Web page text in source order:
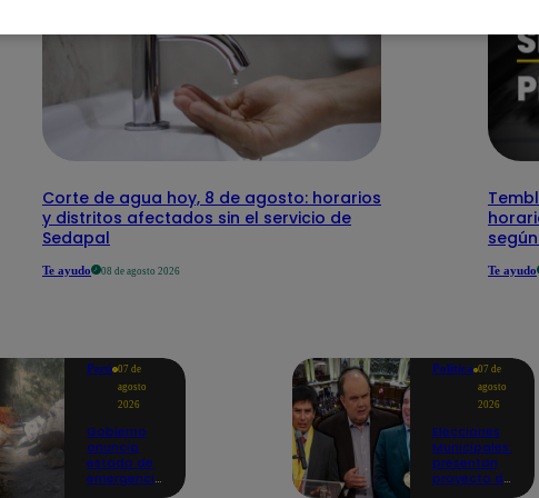
Corte de agua hoy, 8 de agosto: horarios
y distritos afectados sin el servicio de
Sedapal
Te ayudo 08 de agosto 2026 Te ayudo
Perú 07 de
agosto
2026
Gobierno
anuncia
estado de
emergencia
Política 07 de
agosto
2026
Elecciones
Municipales:
presentan
proyecto de